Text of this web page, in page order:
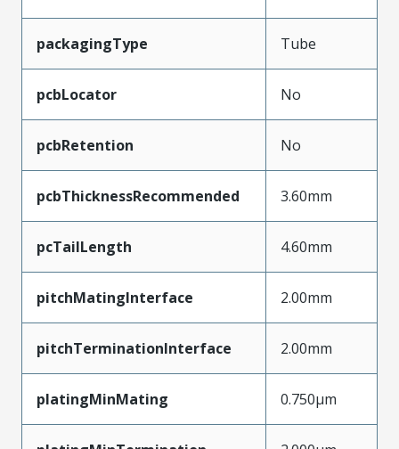
packagingType Tube
pcbLocator No
pcbRetention No
pcbThicknessRecommended 3.60mm
pcTailLength 4.60mm
pitchMatingInterface 2.00mm
pitchTerminationInterface 2.00mm
platingMinMating 0.750µm